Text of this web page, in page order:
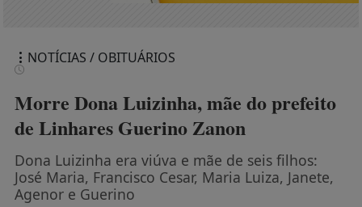
NOTÍCIAS / OBITUÁRIOS
Morre Dona Luizinha, mãe do prefeito
de Linhares Guerino Zanon
Dona Luizinha era viúva e mãe de seis filhos:
José Maria, Francisco Cesar, Maria Luiza, Janete,
Agenor e Guerino